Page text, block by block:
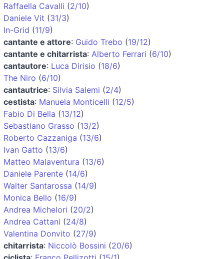
Raffaella Cavalli (2/10)
Daniele Vit (31/3)
In-Grid (11/9)
cantante e attore: Guido Trebo (19/12)
cantante e chitarrista: Alberto Ferrari (6/10)
cantautore: Luca Dirisio (18/6)
The Niro (6/10)
cantautrice: Silvia Salemi (2/4)
cestista: Manuela Monticelli (12/5)
Fabio Di Bella (13/12)
Sebastiano Grasso (13/2)
Roberto Cazzaniga (13/6)
Ivan Gatto (13/6)
Matteo Malaventura (13/6)
Daniele Parente (14/6)
Walter Santarossa (14/9)
Monica Bello (16/9)
Andrea Michelori (20/2)
Andrea Cattani (24/8)
Valentina Donvito (27/9)
chitarrista: Niccolò Bossini (20/6)